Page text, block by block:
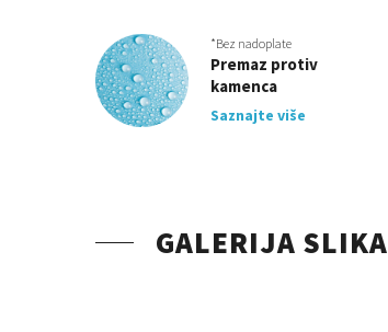
*Bez nadoplate
Premaz protiv
kamenca
Saznajte više
GALERIJA SLIKA